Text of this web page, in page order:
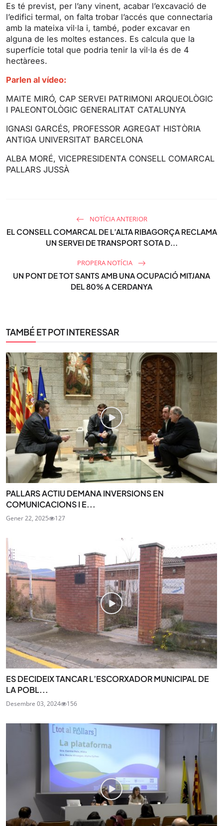
e
Es té previst, per l’any vinent, acabar l’excavació de
l’edifici termal, on falta trobar l’accés que connectaria
amb la mateixa vil·la i, també, poder excavar en
alguna de les moltes estances. Es calcula que la
superfície total que podria tenir la vil·la és de 4
hectàrees.
Parlen al vídeo:
MAITE MIRÓ, CAP SERVEI PATRIMONI ARQUEOLÒGIC
I PALEONTOLÒGIC GENERALITAT CATALUNYA
IGNASI GARCÉS, PROFESSOR AGREGAT HISTÒRIA
ANTIGA UNIVERSITAT BARCELONA
ALBA MORÉ, VICEPRESIDENTA CONSELL COMARCAL
PALLARS JUSSÀ
NOTÍCIA ANTERIOR
EL CONSELL COMARCAL DE L’ALTA RIBAGORÇA RECLAMA
UN SERVEI DE TRANSPORT SOTA D...
PROPERA NOTÍCIA
UN PONT DE TOT SANTS AMB UNA OCUPACIÓ MITJANA
DEL 80% A CERDANYA
TAMBÉ ET POT INTERESSAR
PALLARS ACTIU DEMANA INVERSIONS EN
COMUNICACIONS I E...
Gener 22, 2025 127
ES DECIDEIX TANCAR L’ESCORXADOR MUNICIPAL DE
LA POBL...
Desembre 03, 2024 156